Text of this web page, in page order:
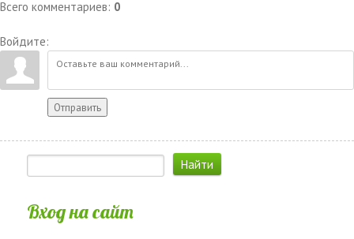
Всего комментариев: 0
Войдите:
Отправить
Вход на сайт